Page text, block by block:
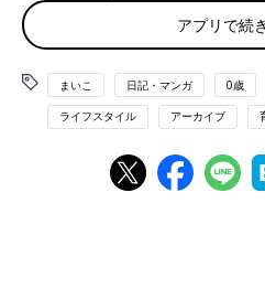
アプリで続
まいこ 日記・マンガ 0歳
ライフスタイル アーカイブ